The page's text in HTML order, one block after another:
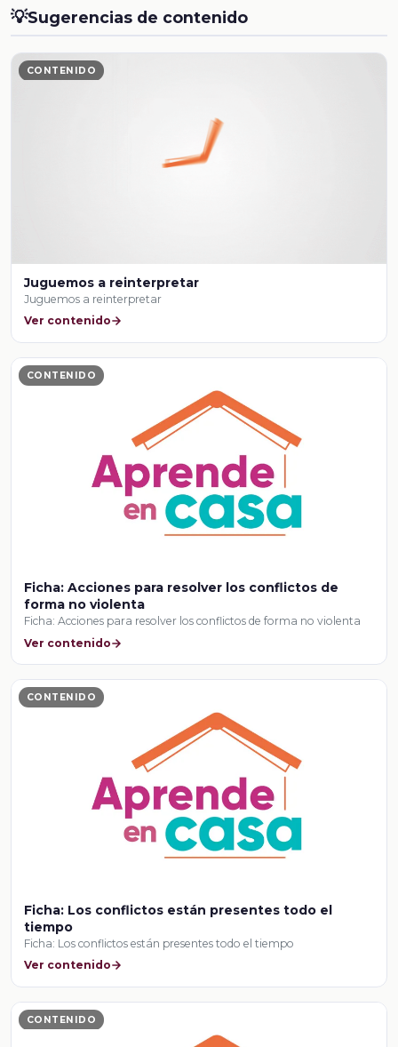
💡Sugerencias de contenido
CONTENIDO
Juguemos a reinterpretar
Juguemos a reinterpretar
Ver contenido
CONTENIDO
Ficha: Acciones para resolver los conflictos de
forma no violenta
Ficha: Acciones para resolver los conflictos de forma no violenta
Ver contenido
CONTENIDO
Ficha: Los conflictos están presentes todo el
tiempo
Ficha: Los conflictos están presentes todo el tiempo
Ver contenido
CONTENIDO